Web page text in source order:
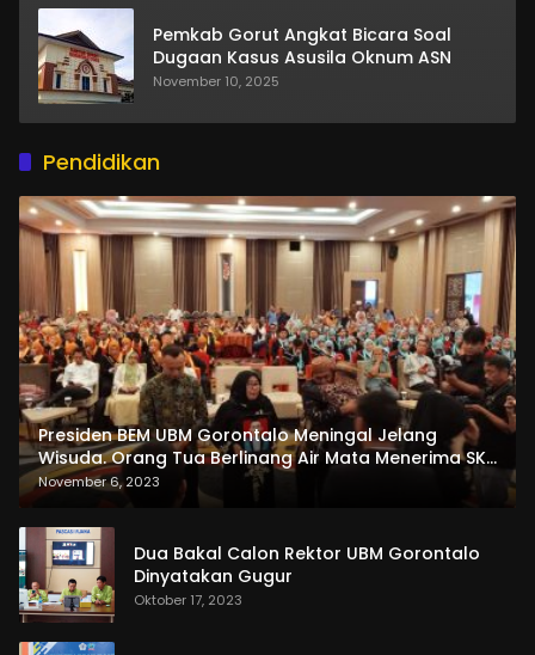
Pemkab Gorut Angkat Bicara Soal
Dugaan Kasus Asusila Oknum ASN
November 10, 2025
Pendidikan
Presiden BEM UBM Gorontalo Meningal Jelang
Wisuda. Orang Tua Berlinang Air Mata Menerima SKL
dan Pemasangan Salempang
November 6, 2023
Dua Bakal Calon Rektor UBM Gorontalo
Dinyatakan Gugur
Oktober 17, 2023